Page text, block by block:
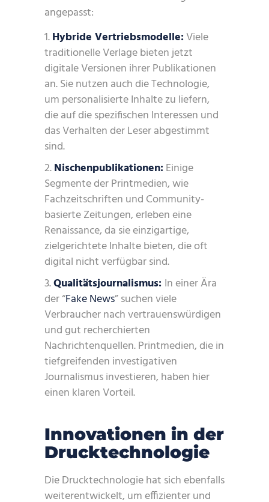
angepasst:
Hybride Vertriebsmodelle:Viele
traditionelle Verlage bieten jetzt
digitale Versionen ihrer Publikationen
an. Sie nutzen auch die Technologie,
um personalisierte Inhalte zu liefern,
die auf die spezifischen Interessen und
das Verhalten der Leser abgestimmt
sind.
Nischenpublikationen:Einige
Segmente der Printmedien, wie
Fachzeitschriften und Community-
basierte Zeitungen, erleben eine
Renaissance, da sie einzigartige,
zielgerichtete Inhalte bieten, die oft
digital nicht verfügbar sind.
Qualitätsjournalismus: In einer Ära
der “Fake News” suchen viele
Verbraucher nach vertrauenswürdigen
und gut recherchierten
Nachrichtenquellen. Printmedien, die in
tiefgreifenden investigativen
Journalismus investieren, haben hier
einen klaren Vorteil.
Innovationen in der
Drucktechnologie
Die Drucktechnologie hat sich ebenfalls
weiterentwickelt, um effizienter und